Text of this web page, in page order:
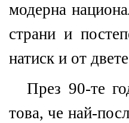
модерна
страни и
натиск и от
През 90-те
това, че най-